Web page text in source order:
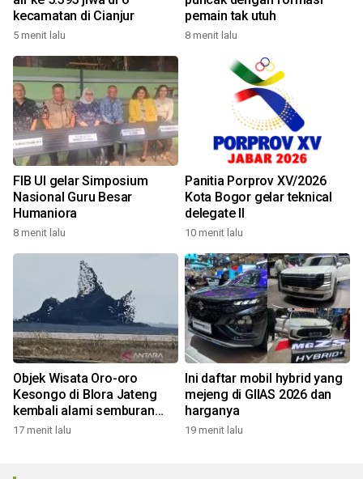
kecamatan di Cianjur
5 menit lalu
pemain tak utuh
8 menit lalu
FIB UI gelar Simposium
Nasional Guru Besar
Humaniora
8 menit lalu
Panitia Porprov XV/2026
Kota Bogor gelar teknical
delegate II
10 menit lalu
Objek Wisata Oro-oro
Kesongo di Blora Jateng
kembali alami semburan
lumpur
17 menit lalu
Ini daftar mobil hybrid yang
mejeng di GIIAS 2026 dan
harganya
19 menit lalu